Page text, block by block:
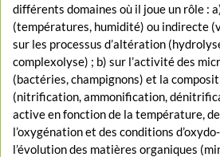
différents domaines où il joue un rôle :
(températures, humidité) ou indirecte
sur les processus d’altération
complexolyse) ; b) sur l’activité des
(bactéries, champignons) et la
(nitrification, ammonification,
active en fonction de la température,
l’oxygénation et des conditions
l’évolution des matières organiques